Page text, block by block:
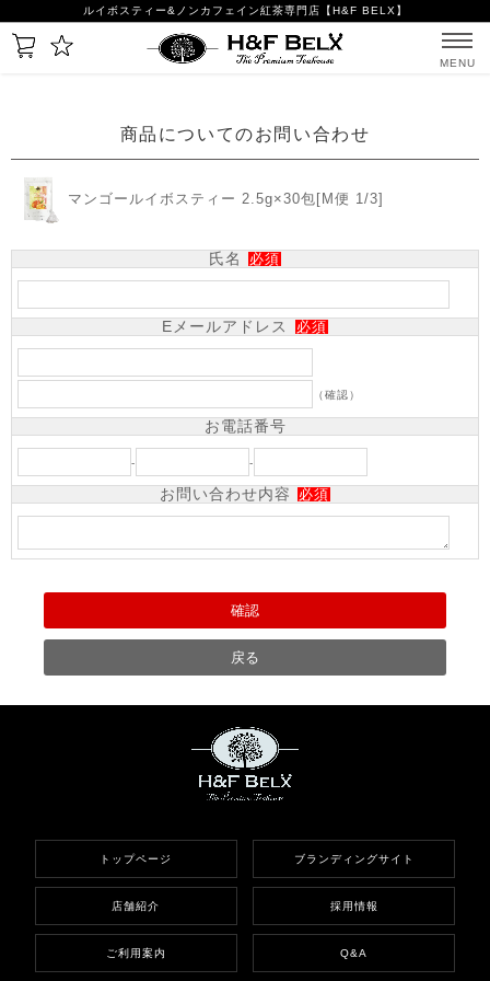
ルイボスティー&ノンカフェイン紅茶専門店【H&F BELX】
MENU
商品についてのお問い合わせ
マンゴールイボスティー 2.5g×30包[M便 1/3]
氏名 必須
Eメールアドレス 必須
（確認）
お電話番号
- -
お問い合わせ内容 必須
トップページ ブランディングサイト
店舗紹介 採用情報
ご利用案内 Q&A